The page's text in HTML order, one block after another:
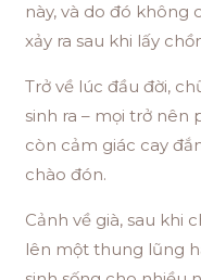
này, và do đó
xảy ra sau khi lấy
Trở về lúc đầu đời,
sinh ra – mọi trở nên
còn cảm giác cay
chào đón.
Cảnh về già, sau khi
lên một thung lũng